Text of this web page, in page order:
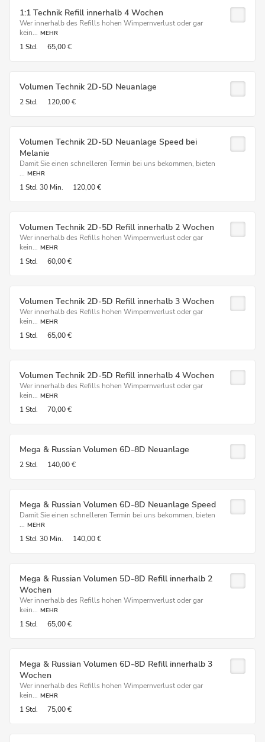
1:1 Technik Refill innerhalb 4 Wochen
Wer innerhalb des Refills hohen Wimpernverlust oder gar
kein... MEHR
1 Std. 65,00 €
Volumen Technik 2D-5D Neuanlage
2 Std. 120,00 €
Volumen Technik 2D-5D Neuanlage Speed bei
Melanie
Damit Sie einen schnelleren Termin bei uns bekommen, bieten
... MEHR
1 Std. 30 Min. 120,00 €
Volumen Technik 2D-5D Refill innerhalb 2 Wochen
Wer innerhalb des Refills hohen Wimpernverlust oder gar
kein... MEHR
1 Std. 60,00 €
Volumen Technik 2D-5D Refill innerhalb 3 Wochen
Wer innerhalb des Refills hohen Wimpernverlust oder gar
kein... MEHR
1 Std. 65,00 €
Volumen Technik 2D-5D Refill innerhalb 4 Wochen
Wer innerhalb des Refills hohen Wimpernverlust oder gar
kein... MEHR
1 Std. 70,00 €
Mega & Russian Volumen 6D-8D Neuanlage
2 Std. 140,00 €
Mega & Russian Volumen 6D-8D Neuanlage Speed
Damit Sie einen schnelleren Termin bei uns bekommen, bieten
... MEHR
1 Std. 30 Min. 140,00 €
Mega & Russian Volumen 5D-8D Refill innerhalb 2
Wochen
Wer innerhalb des Refills hohen Wimpernverlust oder gar
kein... MEHR
1 Std. 65,00 €
Mega & Russian Volumen 6D-8D Refill innerhalb 3
Wochen
Wer innerhalb des Refills hohen Wimpernverlust oder gar
kein... MEHR
1 Std. 75,00 €